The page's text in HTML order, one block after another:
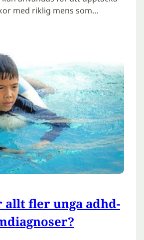
med riklig mens som…
fler unga adhd-